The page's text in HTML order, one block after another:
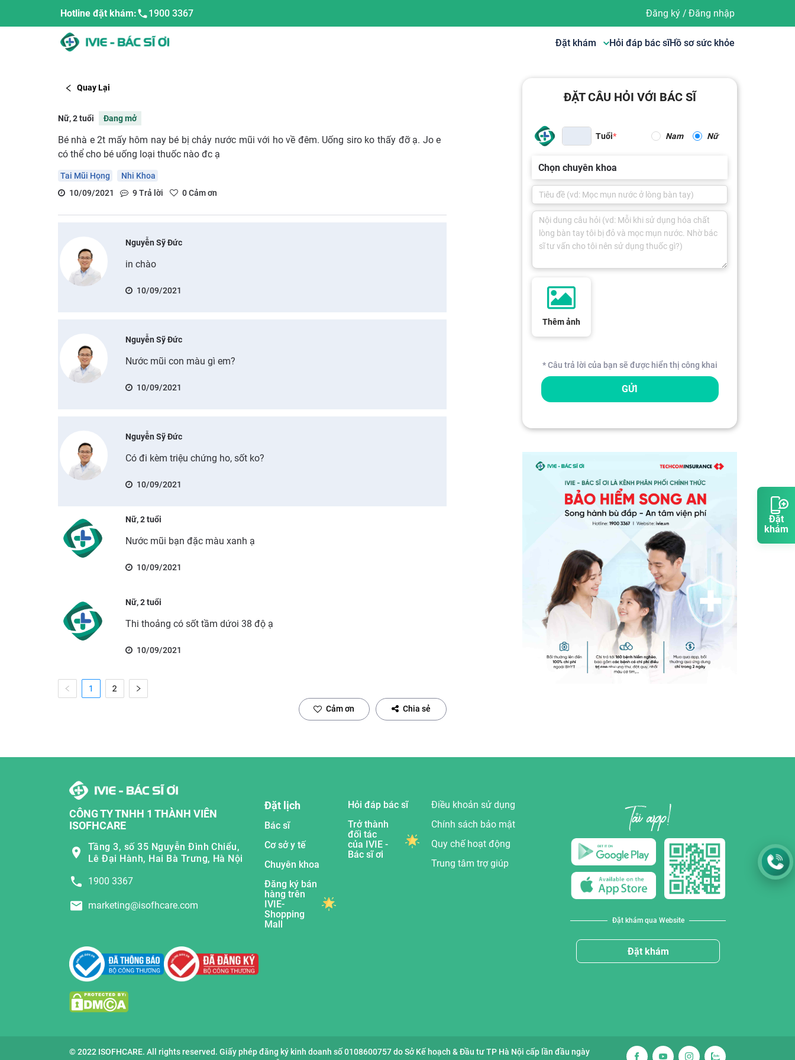
Đặt
khám
Hotline đặt khám: 1900 3367 Đăng ký/ Đăng nhập
Đặt khám Hỏi đáp bác sĩHồ sơ sức khỏe
Quay Lại
Nữ, 2 tuổi Đang mở
Bé nhà e 2t mấy hôm nay bé bị chảy nước mũi với ho về đêm. Uống siro ko thấy đỡ ạ. Jo e
có thể cho bé uống loại thuốc nào đc ạ
Tai Mũi Họng
Nhi Khoa
10/09/2021
9Trả lời 0Cảm ơn
Nguyễn Sỹ Đức
in chào
10/09/2021
Nguyễn Sỹ Đức
Nước mũi con màu gì em?
10/09/2021
Nguyễn Sỹ Đức
Có đi kèm triệu chứng ho, sốt ko?
10/09/2021
Nữ, 2 tuổi
Nước mũi bạn đặc màu xanh ạ
10/09/2021
Nữ, 2 tuổi
Thi thoảng có sốt tầm dứoi 38 độ ạ
10/09/2021
1 2
Cảm ơn Chia sẻ
ĐẶT CÂU HỎI VỚI BÁC SĨ
Tuổi Nam Nữ
Chọn chuyên khoa
Thêm ảnh
* Câu trả lời của bạn sẽ được hiển thị công khai
GỬI
CÔNG TY TNHH 1 THÀNH VIÊN
ISOFHCARE
Tầng 3, số 35 Nguyễn Đình Chiểu,
Lê Đại Hành, Hai Bà Trưng, Hà Nội
1900 3367
marketing@isofhcare.com
Đặt lịch
Bác sĩ
Cơ sở y tế
Chuyên khoa
Đăng ký bán
hàng trên
IVIE-
Shopping
Mall
Hỏi đáp bác sĩ
Trở thành
đối tác
của IVIE -
Bác sĩ ơi
Điều khoản sử dụng
Chính sách bảo mật
Quy chế hoạt động
Trung tâm trợ giúp
Đặt khám qua Website
Đặt khám
© 2022 ISOFHCARE. All rights reserved. Giấy phép đăng ký kinh doanh số 0108600757 do Sở Kế hoạch & Đầu tư TP Hà Nội cấp lần đầu ngày